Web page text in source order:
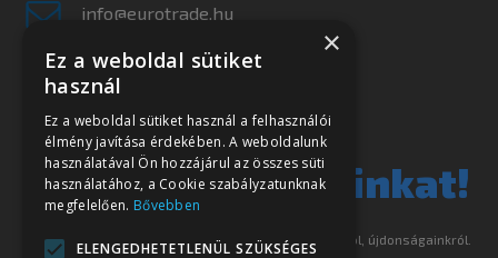
info@eurotrade.hu
+36 34 556-650
Ne szalassza el
legjobb ajánlatainkat!
Iratkozzon fel hírlevelünkre és tájékoztatjuk akcióinkról, újdonságainkról.
×
Ez a weboldal sütiket
használ
Ez a weboldal sütiket használ a felhasználói
élmény javítása érdekében. A weboldalunk
használatával Ön hozzájárul az összes süti
használatához, a Cookie szabályzatunknak
megfelelően. Bővebben
ELENGEDHETETLENÜL SZÜKSÉGES